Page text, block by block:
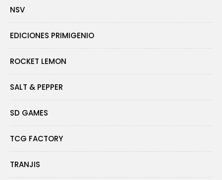
NSV
EDICIONES PRIMIGENIO
ROCKET LEMON
SALT & PEPPER
SD GAMES
TCG FACTORY
TRANJIS